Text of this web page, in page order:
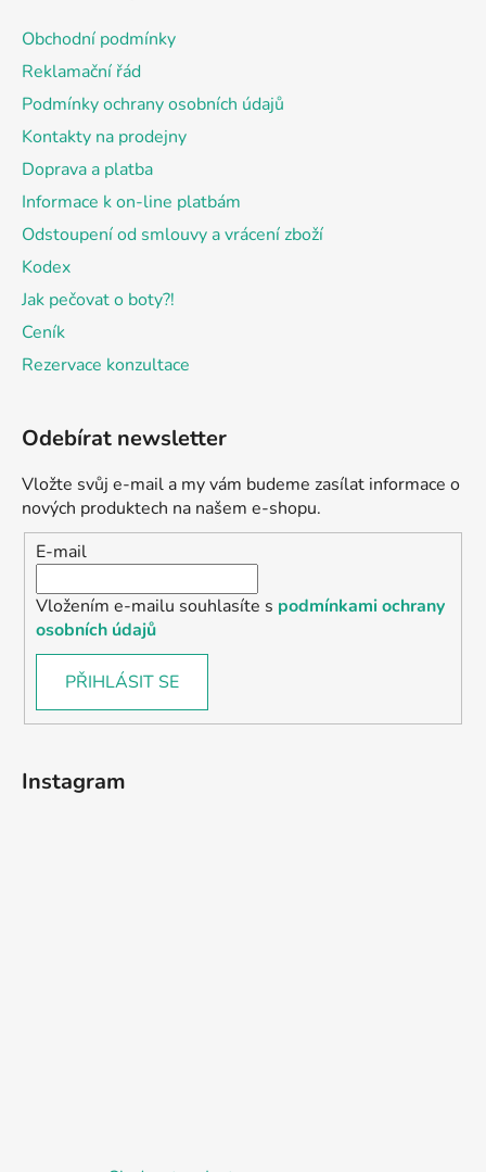
Obchodní podmínky
Reklamační řád
Podmínky ochrany osobních údajů
Kontakty na prodejny
Doprava a platba
Informace k on-line platbám
Odstoupení od smlouvy a vrácení zboží
Kodex
Jak pečovat o boty?!
Ceník
Rezervace konzultace
Odebírat newsletter
Vložte svůj e-mail a my vám budeme zasílat informace o
nových produktech na našem e-shopu.
E-mail
Vložením e-mailu souhlasíte s podmínkami ochrany
osobních údajů
PŘIHLÁSIT SE
Instagram